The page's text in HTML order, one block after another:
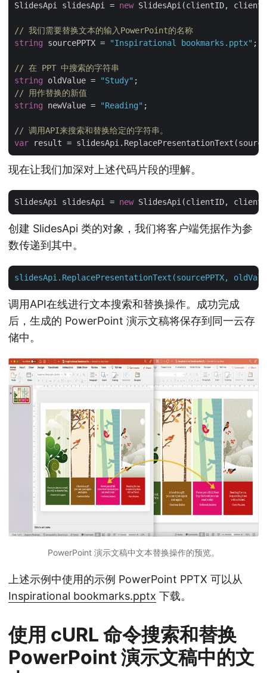
SlidesApi slidesApi = new SlidesApi(clientID,
// 我们需要替换文本的输入PowerPoint的名称
string sourcePPTX = "Inspirational bookmarks.pptx" ;
// 在 PPT 中搜索的字符串
string oldValue = "Study"
// 用作替换的新值
string newValue = "Reading" ;
// 调用API来搜索和替换给定的字符串。
var result =
现在让我们加深对上述代码片段的理解。
SlidesApi slidesApi = new
创建 SlidesApi 类的对象，我们将客户端凭据作为参
数传递到其中。
slidesApi.ReplacePresentationText(sourcePPTX,
调用API在线进行文本搜索和替换操作。成功完成
后，生成的 PowerPoint 演示文稿将保存到同一云存
储中。
PowerPoint 演示文稿中文本替换操作的预览。
上述示例中使用的示例 PowerPoint PPTX 可以从
Inspirational bookmarks.pptx 下载。
使用 cURL 命令搜索和替换
PowerPoint 演示文稿中的文